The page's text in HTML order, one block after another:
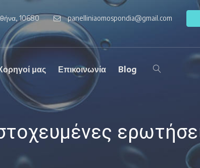
10680 panelliniaomospondia@gmail.com
μας Επικοινωνία Blog